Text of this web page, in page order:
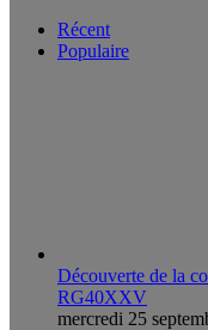
Récent
Populaire
Découverte de la
RG40XXV
mercredi 25